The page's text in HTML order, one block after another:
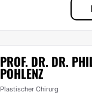
PROF. DR. DR.
POHLENZ
Plastischer Chirurg